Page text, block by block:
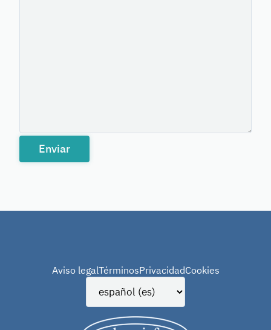
Enviar
Aviso legalTérminosPrivacidadCookies